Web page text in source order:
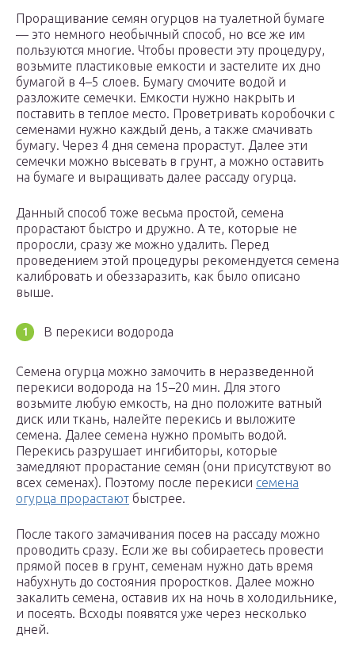
Проращивание семян огурцов на туалетной бумаге
— это немного необычный способ, но все же им
пользуются многие. Чтобы провести эту процедуру,
возьмите пластиковые емкости и застелите их дно
бумагой в 4–5 слоев. Бумагу смочите водой и
разложите семечки. Емкости нужно накрыть и
поставить в теплое место. Проветривать коробочки с
семенами нужно каждый день, а также смачивать
бумагу. Через 4 дня семена прорастут. Далее эти
семечки можно высевать в грунт, а можно оставить
на бумаге и выращивать далее рассаду огурца.
Данный способ тоже весьма простой, семена
прорастают быстро и дружно. А те, которые не
проросли, сразу же можно удалить. Перед
проведением этой процедуры рекомендуется семена
калибровать и обеззаразить, как было описано
выше.
В перекиси водорода
Семена огурца можно замочить в неразведенной
перекиси водорода на 15–20 мин. Для этого
возьмите любую емкость, на дно положите ватный
диск или ткань, налейте перекись и выложите
семена. Далее семена нужно промыть водой.
Перекись разрушает ингибиторы, которые
замедляют прорастание семян (они присутствуют во
всех семенах). Поэтому после перекиси семена
огурца прорастают быстрее.
После такого замачивания посев на рассаду можно
проводить сразу. Если же вы собираетесь провести
прямой посев в грунт, семенам нужно дать время
набухнуть до состояния проростков. Далее можно
закалить семена, оставив их на ночь в холодильнике,
и посеять. Всходы появятся уже через несколько
дней.